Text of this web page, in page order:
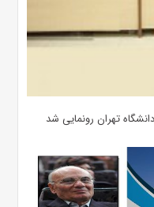
تهران رونمایی شد